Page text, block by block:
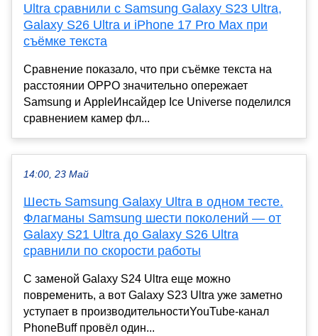
Ultra сравнили с Samsung Galaxy S23 Ultra,
Galaxy S26 Ultra и iPhone 17 Pro Max при
съёмке текста
Сравнение показало, что при съёмке текста на
расстоянии OPPO значительно опережает
Samsung и AppleИнсайдер Ice Universe поделился
сравнением камер фл...
14:00, 23 Май
Шесть Samsung Galaxy Ultra в одном тесте.
Флагманы Samsung шести поколений — от
Galaxy S21 Ultra до Galaxy S26 Ultra
сравнили по скорости работы
С заменой Galaxy S24 Ultra еще можно
повременить, а вот Galaxy S23 Ultra уже заметно
уступает в производительностиYouTube-канал
PhoneBuff провёл один...